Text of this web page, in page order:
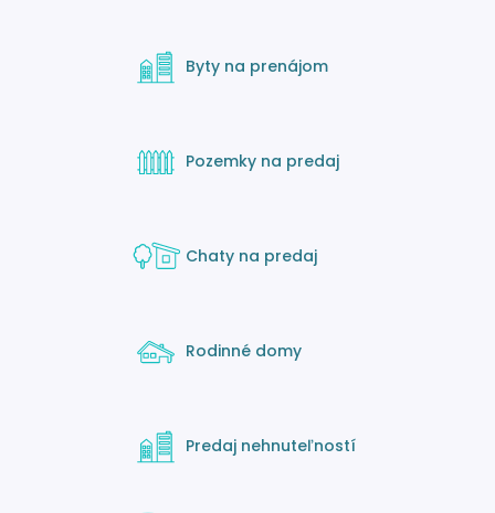
Byty na prenájom
Pozemky na predaj
Chaty na predaj
Rodinné domy
Predaj nehnuteľností